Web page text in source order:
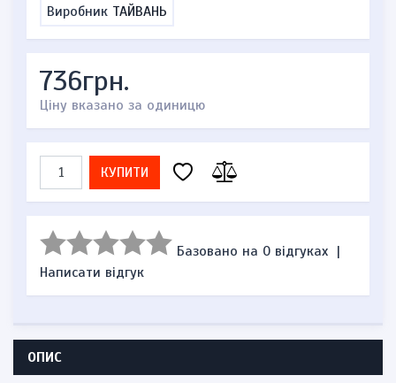
Виробник ТАЙВАНЬ
736грн.
Ціну вказано за одиницю
КУПИТИ
Базовано на 0 відгуках |
Написати відгук
ОПИС